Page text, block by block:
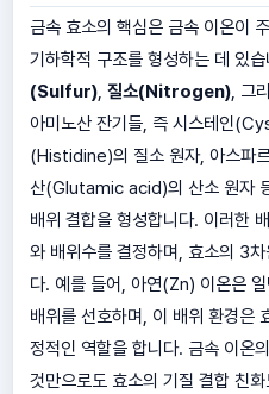
금속 효소의 핵심은 금속 이온이
기하학적 구조를 형성하는 데 있
(Sulfur), 질소(Nitrogen), 그
아미노산 잔기들, 즉 시스테인
(Histidine)의 질소 원자, 아스파
산(Glutamic acid)의 산소 원자
배위 결합을 형성합니다. 이러한
와 배위수를 결정하며, 효소의 3
다. 예를 들어, 아연(Zn) 이온은
배위를 선호하며, 이 배위 환경은
정적인 역할을 합니다. 금속 이온
것만으로도 효소의 기질 결합 친